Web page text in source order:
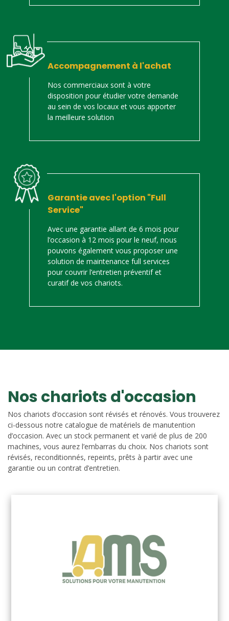
Accompagnement à l'achat
Nos commerciaux sont à votre
disposition pour étudier votre demande
au sein de vos locaux et vous apporter
la meilleure solution
Garantie avec l'option "Full
Service"
Avec une garantie allant de 6 mois pour
l’occasion à 12 mois pour le neuf, nous
pouvons également vous proposer une
solution de maintenance full services
pour couvrir l’entretien préventif et
curatif de vos chariots.
Nos chariots d'occasion
Nos chariots d’occasion sont révisés et rénovés. Vous trouverez
ci-dessous notre catalogue de matériels de manutention
d’occasion. Avec un stock permanent et varié de plus de 200
machines, vous aurez l’embarras du choix. Nos chariots sont
révisés, reconditionnés, repeints, prêts à partir avec une
garantie ou un contrat d’entretien.